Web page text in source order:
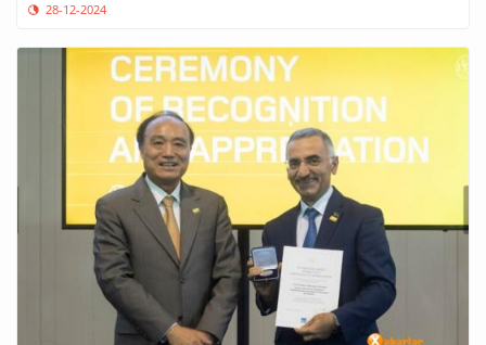
28-12-2024